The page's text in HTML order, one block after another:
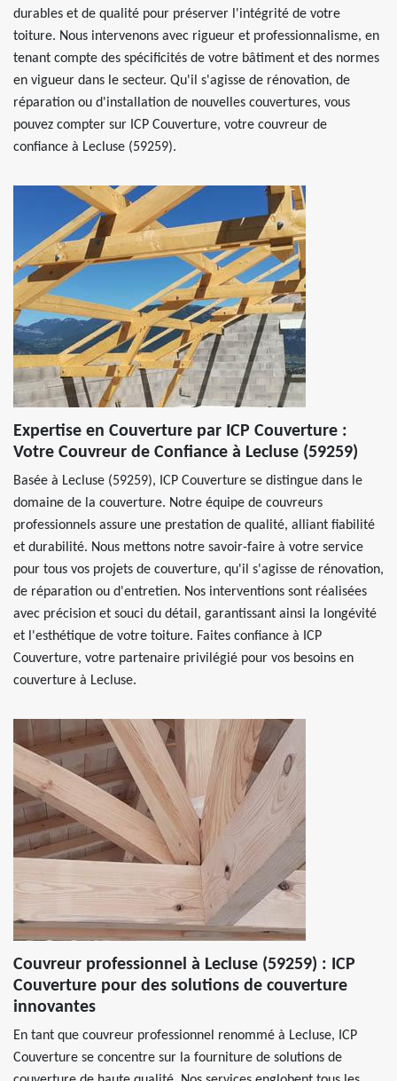
durables et de qualité pour préserver l'intégrité de votre
toiture. Nous intervenons avec rigueur et professionnalisme, en
tenant compte des spécificités de votre bâtiment et des normes
en vigueur dans le secteur. Qu'il s'agisse de rénovation, de
réparation ou d'installation de nouvelles couvertures, vous
pouvez compter sur ICP Couverture, votre couvreur de
confiance à Lecluse (59259).
Expertise en Couverture par ICP Couverture :
Votre Couvreur de Confiance à Lecluse (59259)
Basée à Lecluse (59259), ICP Couverture se distingue dans le
domaine de la couverture. Notre équipe de couvreurs
professionnels assure une prestation de qualité, alliant fiabilité
et durabilité. Nous mettons notre savoir-faire à votre service
pour tous vos projets de couverture, qu'il s'agisse de rénovation,
de réparation ou d'entretien. Nos interventions sont réalisées
avec précision et souci du détail, garantissant ainsi la longévité
et l'esthétique de votre toiture. Faites confiance à ICP
Couverture, votre partenaire privilégié pour vos besoins en
couverture à Lecluse.
Couvreur professionnel à Lecluse (59259) : ICP
Couverture pour des solutions de couverture
innovantes
En tant que couvreur professionnel renommé à Lecluse, ICP
Couverture se concentre sur la fourniture de solutions de